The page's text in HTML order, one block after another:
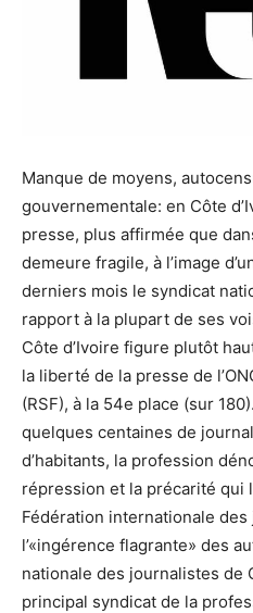
Manque de moyens,
gouvernementale: en Côte
presse, plus affirmée que
demeure fragile, à l’image
derniers mois le syndicat
rapport à la plupart de ses
Côte d’Ivoire figure plutôt
la liberté de la presse de
(RSF), à la 54e place (sur
quelques centaines de
d’habitants, la profession
répression et la précarité qui
Fédération internationale
l’«ingérence flagrante» des
nationale des journalistes de
principal syndicat de la